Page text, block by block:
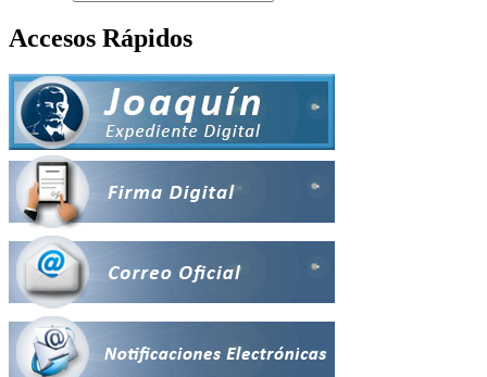
Accesos Rápidos